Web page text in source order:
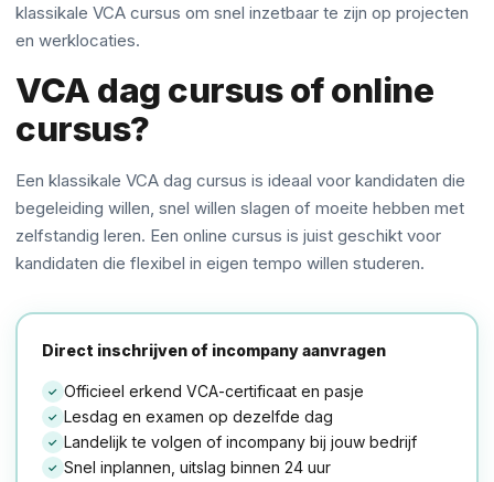
klassikale VCA cursus om snel inzetbaar te zijn op projecten
en werklocaties.
VCA dag cursus of online
cursus?
Een klassikale VCA dag cursus is ideaal voor kandidaten die
begeleiding willen, snel willen slagen of moeite hebben met
zelfstandig leren. Een online cursus is juist geschikt voor
kandidaten die flexibel in eigen tempo willen studeren.
Direct inschrijven of incompany aanvragen
✓ Officieel erkend VCA-certificaat en pasje
✓ Lesdag en examen op dezelfde dag
✓ Landelijk te volgen of incompany bij jouw bedrijf
✓ Snel inplannen, uitslag binnen 24 uur